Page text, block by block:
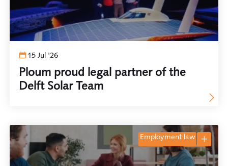
Natalie Vloemans
Nick Hessels
Paul Trapman
Rutger Ploum
Sabin Tigu
Simon Tan
Tim de Jong
Tim Vlug
Tjinta Scheffer-Terlien
15 Jul '26
Ploum proud legal partner of the
Delft Solar Team
employment law